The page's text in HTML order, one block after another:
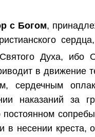
с Богом,
Духа, ибо
в движение
сердечным
наказаний за
постоянном
в несении